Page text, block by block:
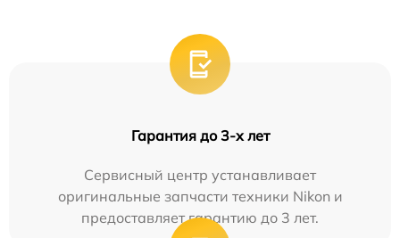
Гарантия до 3-х лет
Сервисный центр устанавливает
оригинальные запчасти техники Nikon и
предоставляет гарантию до 3 лет.